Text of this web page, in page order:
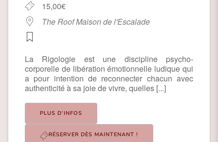
15,00€
The Roof Maison de l'Escalade
La Rigologie est une discipline psycho-
corporelle de libération émotionnelle ludique qui
a pour intention de reconnecter chacun avec
authenticité à sa joie de vivre, quelles [...]
PLUS D’INFOS
RÉSERVER DÈS MAINTENANT !